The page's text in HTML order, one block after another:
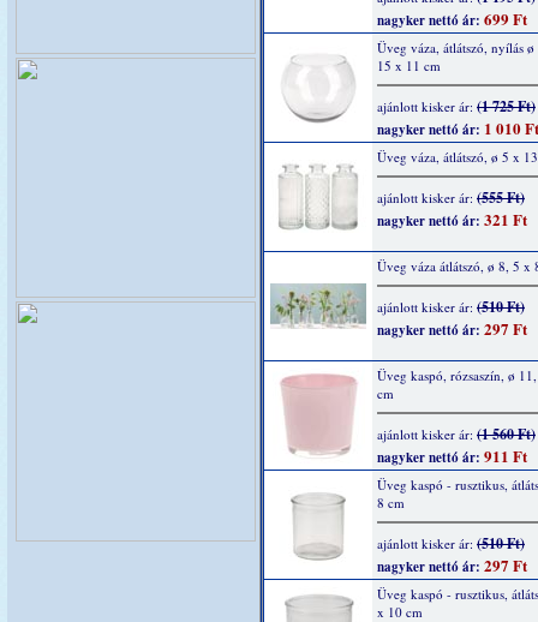
nagyker nettó ár: 699 Ft
Üveg váza, átlátszó, nyílás
15 x 11 cm
ajánlott kisker ár: (1 725 Ft)
nagyker nettó ár: 1 010 Ft
Üveg váza, átlátszó, ø 5 x
ajánlott kisker ár: (555 Ft)
nagyker nettó ár: 321 Ft
Üveg váza átlátszó, ø 8, 5 x
ajánlott kisker ár: (510 Ft)
nagyker nettó ár: 297 Ft
Üveg kaspó, rózsaszín, ø
cm
ajánlott kisker ár: (1 560 Ft)
nagyker nettó ár: 911 Ft
Üveg kaspó - rusztikus,
8 cm
ajánlott kisker ár: (510 Ft)
nagyker nettó ár: 297 Ft
Üveg kaspó - rusztikus,
x 10 cm